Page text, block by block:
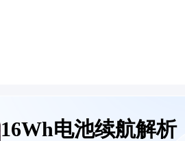
16Wh电池续航解析